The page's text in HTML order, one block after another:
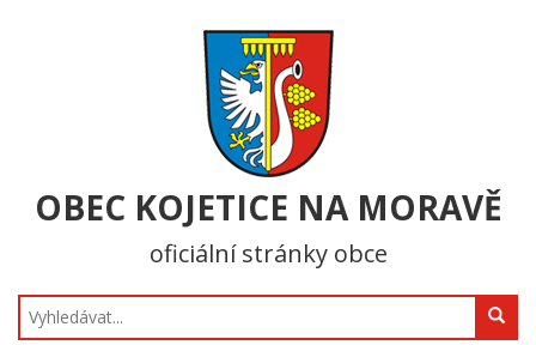
OBEC KOJETICE NA MORAVĚ
oficiální stránky obce
Hledat